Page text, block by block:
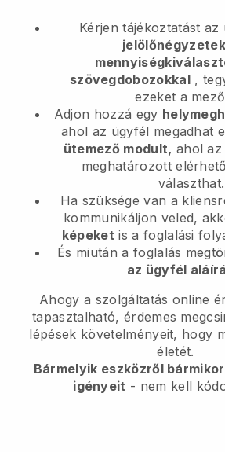
Kérjen tájékoztatást
szövegdobozokkal ,
ezeket a
Adjon hozzá egy
ahol az ügyfél megadhat
ütemező modult, ahol
meghatározott
választhat.
Ha szüksége van a
kommunikáljon veled,
képeket is a foglalási
És miután a foglalás
az ügyfél
Ahogy a szolgáltatás online
tapasztalható, érdemes
lépések követelményeit, hogy
életét.
Bármelyik eszközről
igényeit - nem kell